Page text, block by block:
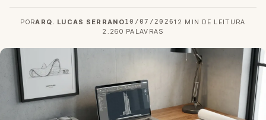
PORARQ. LUCAS SERRANO10/07/202612 MIN DE LEITURA
2.260 PALAVRAS